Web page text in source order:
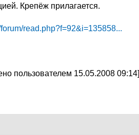
Крепёж прилагается.
read.php?f=92&i=135858...
пользователем 15.05.2008 09:14]